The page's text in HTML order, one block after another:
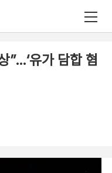
”…‘유가 담합 혐